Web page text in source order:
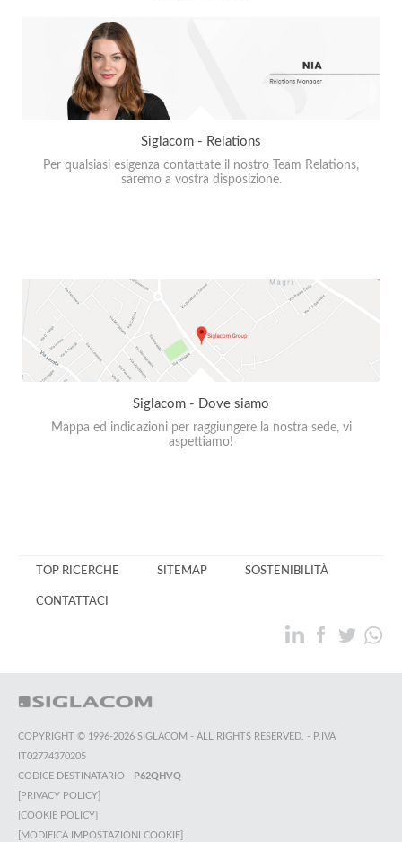
Siglacom - Relations
Per qualsiasi esigenza contattate il nostro Team Relations,
saremo a vostra disposizione.
Siglacom - Dove siamo
Mappa ed indicazioni per raggiungere la nostra sede, vi
aspettiamo!
TOP RICERCHE SITEMAP SOSTENIBILITÀ
CONTATTACI
COPYRIGHT © 1996-2026 SIGLACOM - ALL RIGHTS RESERVED. - P.IVA
IT02774370205
CODICE DESTINATARIO - P62QHVQ
[PRIVACY POLICY]
[COOKIE POLICY]
[MODIFICA IMPOSTAZIONI COOKIE]